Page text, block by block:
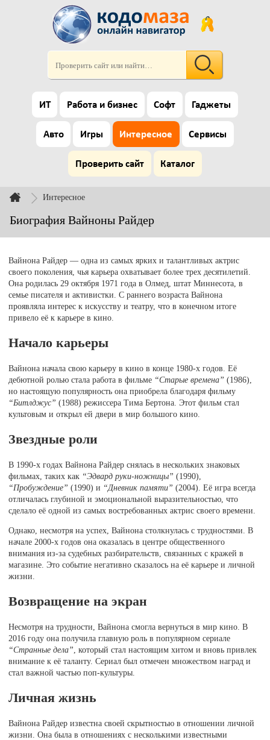
ИТ Работа и бизнес Софт Гаджеты
Авто Игры Интересное Сервисы
Проверить сайт Каталог
Интересное
Биография Вайноны Райдер
Вайнона Райдер — одна из самых ярких и талантливых актрис
своего поколения, чья карьера охватывает более трех десятилетий.
Она родилась 29 октября 1971 года в Олмед, штат Миннесота, в
семье писателя и активистки. С раннего возраста Вайнона
проявляла интерес к искусству и театру, что в конечном итоге
привело её к карьере в кино.
Начало карьеры
Вайнона начала свою карьеру в кино в конце 1980-х годов. Её
дебютной ролью стала работа в фильме “Старые времена” (1986),
но настоящую популярность она приобрела благодаря фильму
“Битлджус” (1988) режиссера Тима Бертона. Этот фильм стал
культовым и открыл ей двери в мир большого кино.
Звездные роли
В 1990-х годах Вайнона Райдер снялась в нескольких знаковых
фильмах, таких как “Эдвард руки-ножницы” (1990),
“Пробуждение” (1990) и “Дневник памяти” (2004). Её игра всегда
отличалась глубиной и эмоциональной выразительностью, что
сделало её одной из самых востребованных актрис своего времени.
Однако, несмотря на успех, Вайнона столкнулась с трудностями. В
начале 2000-х годов она оказалась в центре общественного
внимания из-за судебных разбирательств, связанных с кражей в
магазине. Это событие негативно сказалось на её карьере и личной
жизни.
Возвращение на экран
Несмотря на трудности, Вайнона смогла вернуться в мир кино. В
2016 году она получила главную роль в популярном сериале
“Странные дела” , который стал настоящим хитом и вновь привлек
внимание к её таланту. Сериал был отмечен множеством наград и
стал важной частью поп-культуры.
Личная жизнь
Вайнона Райдер известна своей скрытностью в отношении личной
жизни. Она была в отношениях с несколькими известными